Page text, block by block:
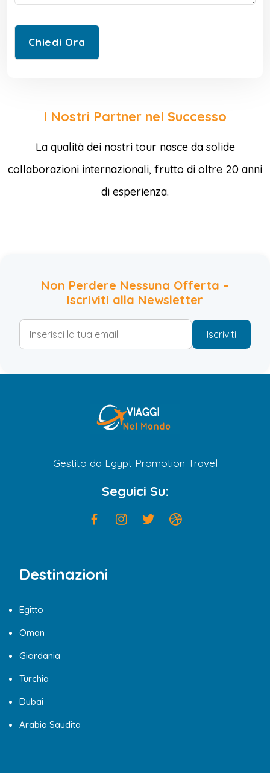
I Nostri Partner nel Successo
La qualità dei nostri tour nasce da solide
collaborazioni internazionali, frutto di oltre 20 anni
di esperienza.
Non Perdere Nessuna Offerta –
Iscriviti alla Newsletter
Iscriviti
Gestito da Egypt Promotion Travel
Seguici Su:
Destinazioni
Egitto
Oman
Giordania
Turchia
Dubai
Arabia Saudita